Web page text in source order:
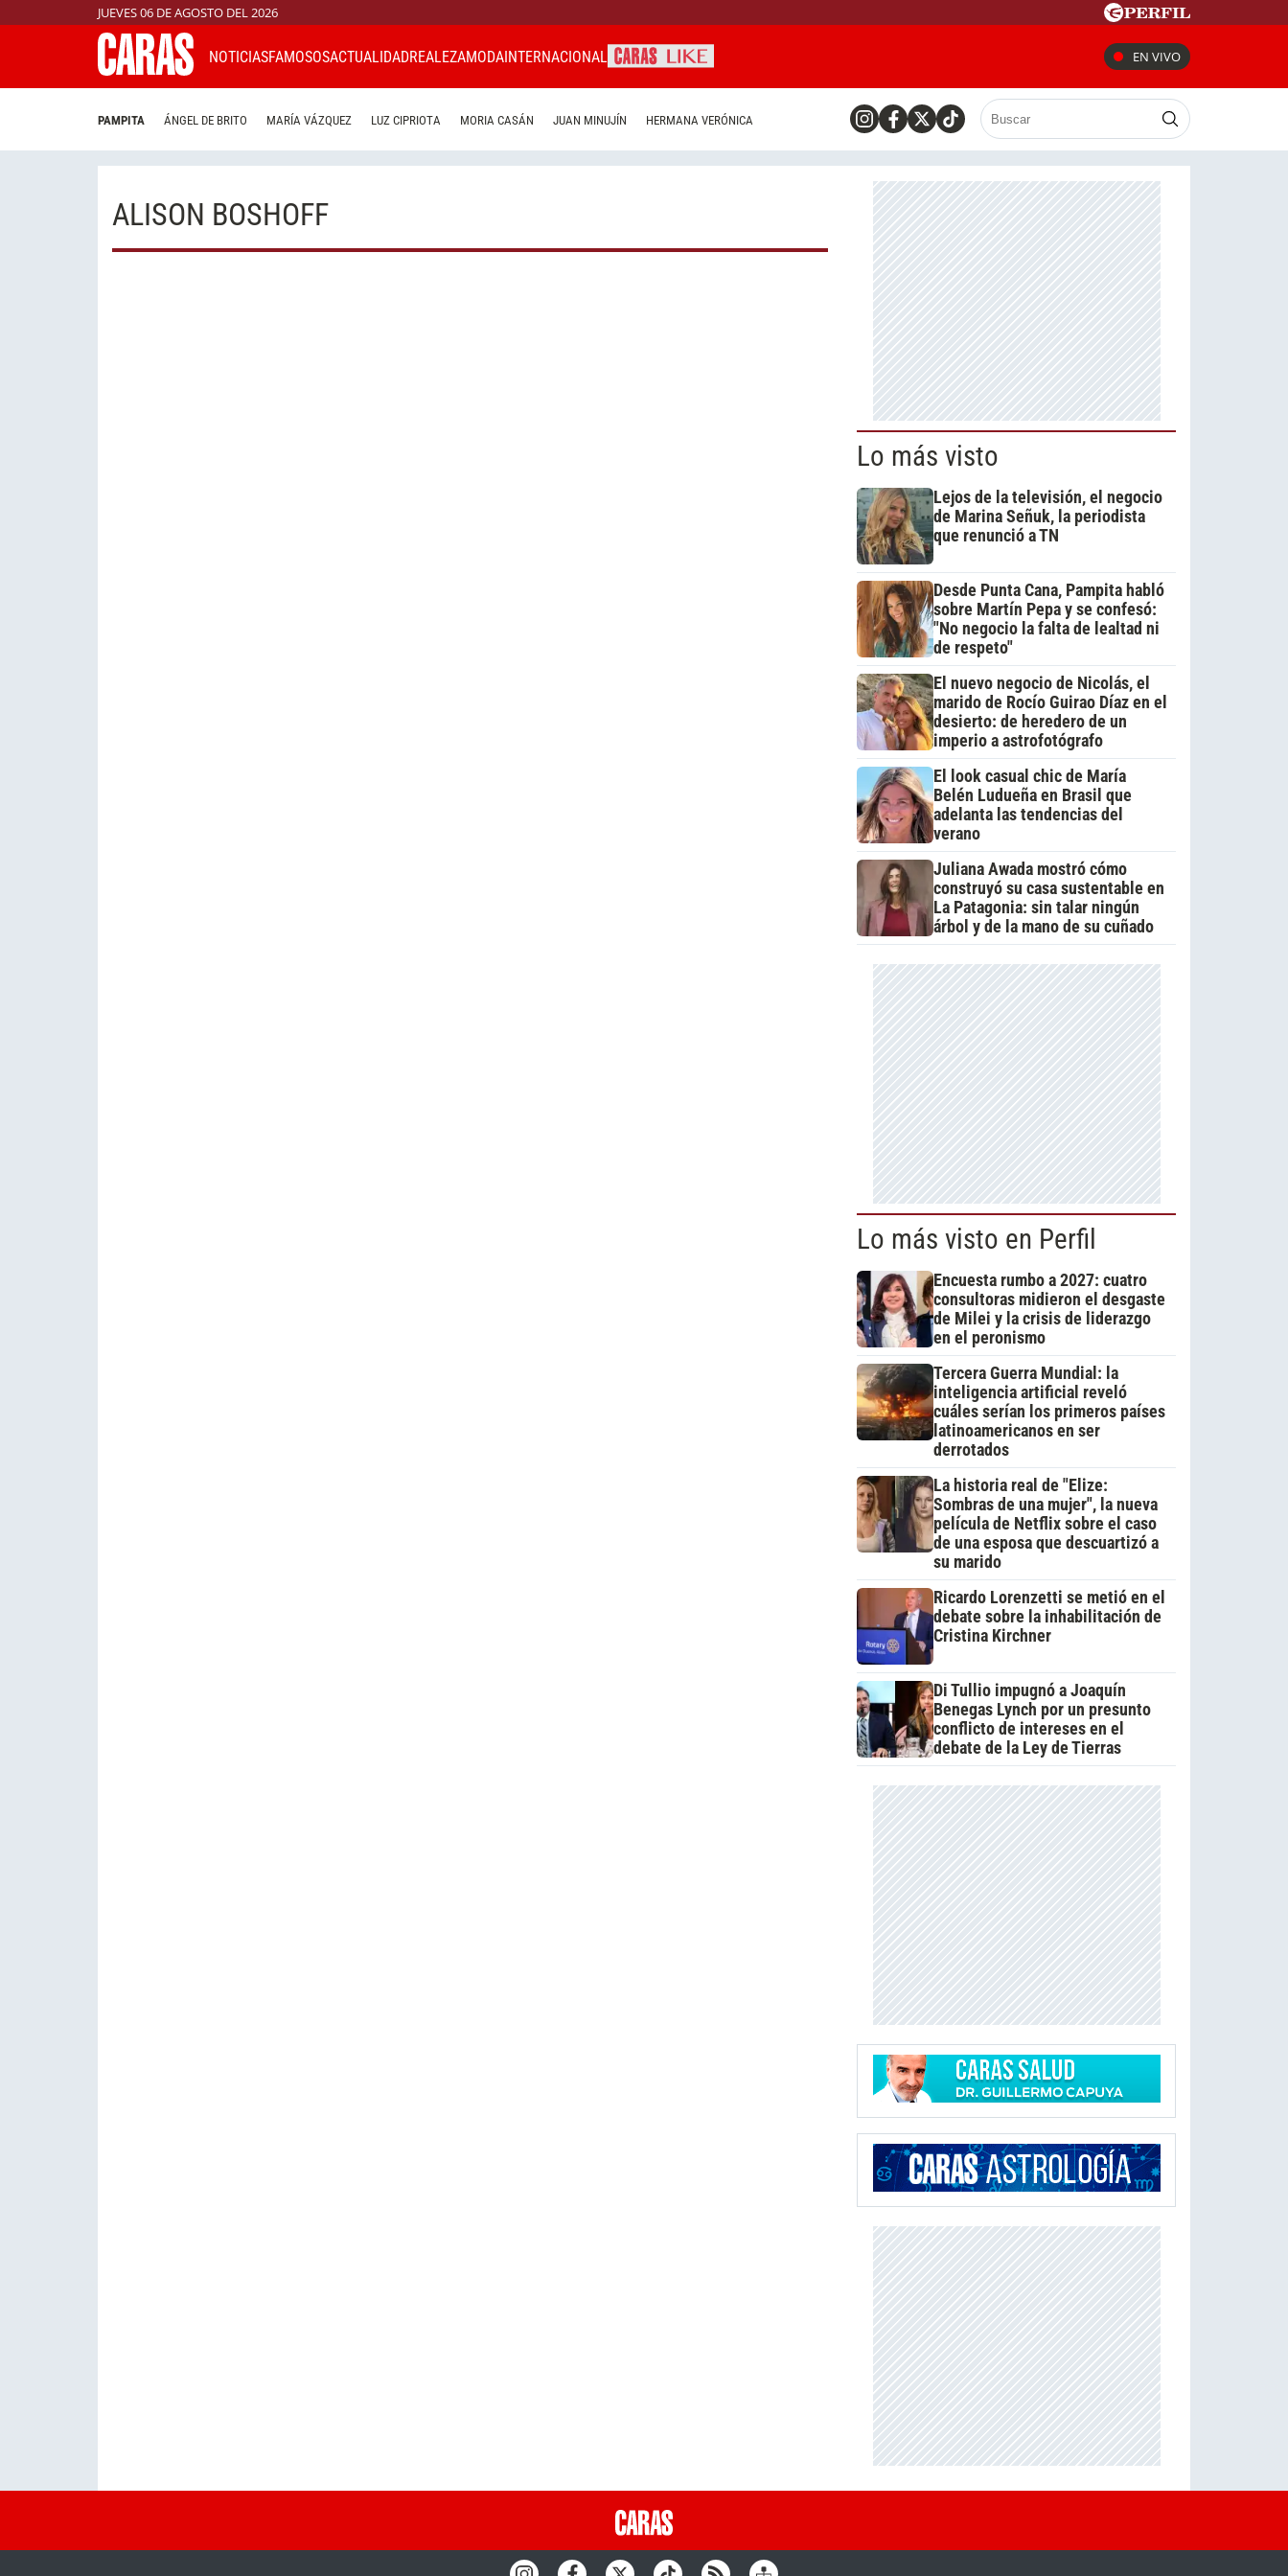
JUEVES 06 DE AGOSTO DEL 2026
NOTICIASFAMOSOSACTUALIDADREALEZAMODAINTERNACIONAL EN VIVO
PAMPITA ÁNGEL DE BRITO MARÍA VÁZQUEZ LUZ CIPRIOTA MORIA CASÁN JUAN MINUJÍN HERMANA VERÓNICA
ALISON BOSHOFF
Lo más visto
Lejos de la televisión, el negocio
de Marina Señuk, la periodista
que renunció a TN
Desde Punta Cana, Pampita habló
sobre Martín Pepa y se confesó:
"No negocio la falta de lealtad ni
de respeto"
El nuevo negocio de Nicolás, el
marido de Rocío Guirao Díaz en el
desierto: de heredero de un
imperio a astrofotógrafo
El look casual chic de María
Belén Ludueña en Brasil que
adelanta las tendencias del
verano
Juliana Awada mostró cómo
construyó su casa sustentable en
La Patagonia: sin talar ningún
árbol y de la mano de su cuñado
Lo más visto en Perfil
Encuesta rumbo a 2027: cuatro
consultoras midieron el desgaste
de Milei y la crisis de liderazgo
en el peronismo
Tercera Guerra Mundial: la
inteligencia artificial reveló
cuáles serían los primeros países
latinoamericanos en ser
derrotados
La historia real de "Elize:
Sombras de una mujer", la nueva
película de Netflix sobre el caso
de una esposa que descuartizó a
su marido
Ricardo Lorenzetti se metió en el
debate sobre la inhabilitación de
Cristina Kirchner
Di Tullio impugnó a Joaquín
Benegas Lynch por un presunto
conflicto de intereses en el
debate de la Ley de Tierras